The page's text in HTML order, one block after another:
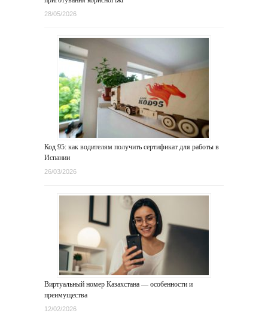
28/05/2026
Код 95: как водителям получить сертификат для работы в
Испании
26/03/2026
Виртуальный номер Казахстана — особенности и
преимущества
12/02/2026